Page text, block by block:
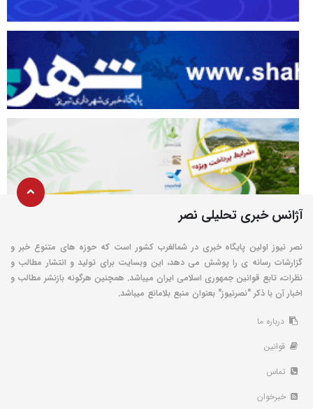
آژانس خبری تحلیلی نصر
نصر نیوز اولین پایگاه خبری در شمالغرب کشور است که حوزه های متنوع خبر و
گزارشات رسانه ی را پوشش می دهد، این وبسایت برای تولید و انتشار مطالب و
نظرات، تابع قوانین جمهوری اسلامی ایران میباشد. همچنین هرگونه بازنشر مطالب و
اخبار آن با ذکر "نصرنیوز" بعنوان منبع بلامانع میباشد.
درباره ما
قوانین
تماس
خبرخوان